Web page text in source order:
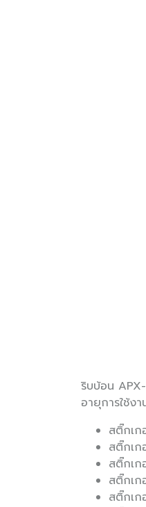
ริบบ้อน
อายุการใช้ง
สติ๊กเก
สติ๊กเก
สติ๊กเก
สติ๊กเ
สติ๊กเก